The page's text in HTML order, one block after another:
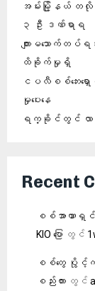
အမ်းမြို့နယ် တလိုင်
၃ ဦး ဒဏ်ရာရ
ကျားမသောက်တ
ထိခိုက်မှုရှိ
ငပလီစစ်ဘေးရှော
မှုပေးနေ
ရက္ခိုင်တွင် လာ
Recent
စစ်အာဏာရှင်
KIO ‌ပြော တွင်
စစ်တွေ ပွိုင့်
စည်းကား တွင်